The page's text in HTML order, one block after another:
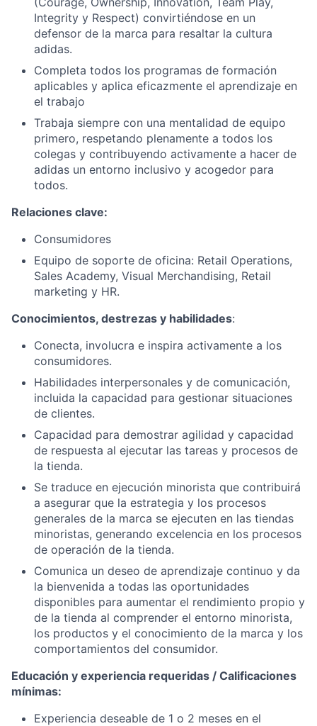
Integrity y Respect) convirtiéndose en un
defensor de la marca para resaltar la cultura
adidas.
Completa todos los programas de formación
aplicables y aplica eficazmente el aprendizaje en
el trabajo
Trabaja siempre con una mentalidad de equipo
primero, respetando plenamente a todos los
colegas y contribuyendo activamente a hacer de
adidas un entorno inclusivo y acogedor para
todos.
Relaciones clave:
Consumidores
Equipo de soporte de oficina: Retail Operations,
Sales Academy, Visual Merchandising, Retail
marketing y HR.
Conocimientos, destrezas y habilidades:
Conecta, involucra e inspira activamente a los
consumidores.
Habilidades interpersonales y de comunicación,
incluida la capacidad para gestionar situaciones
de clientes.
Capacidad para demostrar agilidad y capacidad
de respuesta al ejecutar las tareas y procesos de
la tienda.
Se traduce en ejecución minorista que contribuirá
a asegurar que la estrategia y los procesos
generales de la marca se ejecuten en las tiendas
minoristas, generando excelencia en los procesos
de operación de la tienda.
Comunica un deseo de aprendizaje continuo y da
la bienvenida a todas las oportunidades
disponibles para aumentar el rendimiento propio y
de la tienda al comprender el entorno minorista,
los productos y el conocimiento de la marca y los
comportamientos del consumidor.
Educación y experiencia requeridas / Calificaciones
mínimas:
Experiencia deseable de 1 o 2 meses en el